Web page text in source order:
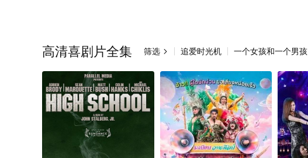
高清喜剧片全集 筛选  追爱时光机 一个女孩和一个男孩